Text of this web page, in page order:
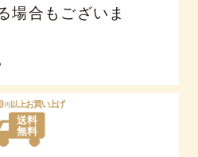
場合もございま